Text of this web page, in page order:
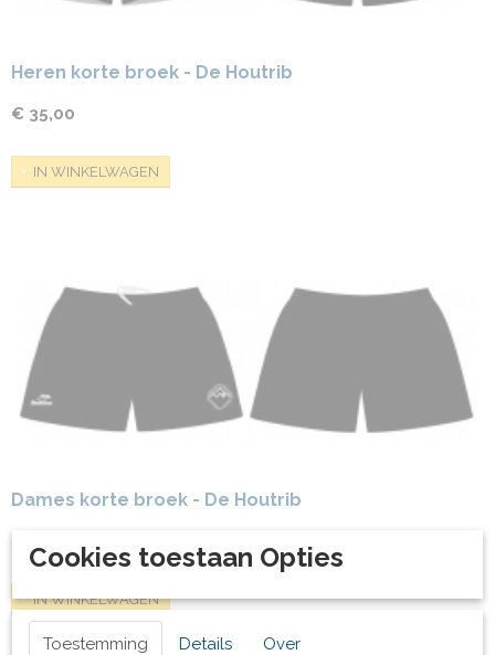
Heren korte broek - De Houtrib
€ 35,00
IN WINKELWAGEN
Dames korte broek - De Houtrib
€ 35,00
IN WINKELWAGEN
Cookies toestaan Opties
Toestemming Details Over